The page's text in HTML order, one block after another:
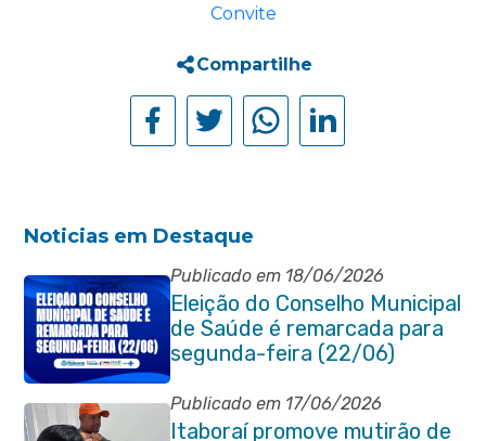
Convite
Compartilhe
Noticias em Destaque
Publicado em 18/06/2026
Eleição do Conselho Municipal
de Saúde é remarcada para
segunda-feira (22/06)
Publicado em 17/06/2026
Itaboraí promove mutirão de